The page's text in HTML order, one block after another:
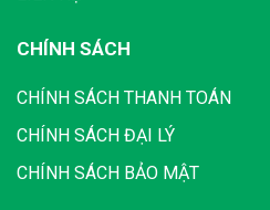
CHÍNH SÁCH
CHÍNH SÁCH THANH TOÁN
CHÍNH SÁCH ĐẠI LÝ
CHÍNH SÁCH BẢO MẬT